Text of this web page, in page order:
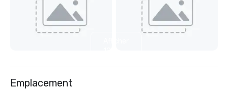
Emplacement